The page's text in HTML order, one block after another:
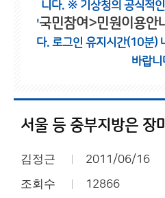
니다. ※ 기상청의 공식적
'국민참여>민원이용안
다. 로그인 유지시간(10분)
바랍니
서울 등 중부지방은 장
김정근 2011/06/16
조회수 12866